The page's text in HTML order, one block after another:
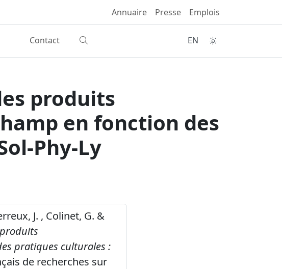
Annuaire Presse Emplois
Contact EN
produits
en fonction des
Phy-Ly
J. , Colinet, G. &
pratiques culturales :
de recherches sur